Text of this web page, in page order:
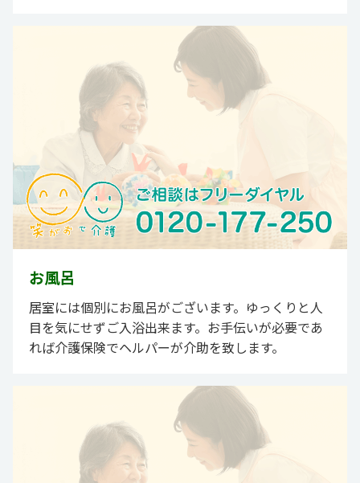
お風呂
居室には個別にお風呂がございます。ゆっくりと人
目を気にせずご入浴出来ます。お手伝いが必要であ
れば介護保険でヘルパーが介助を致します。